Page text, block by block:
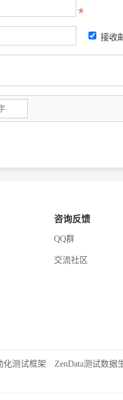
接收
咨询反馈
QQ群
交流社区
化测试框架 ZenData测试数据